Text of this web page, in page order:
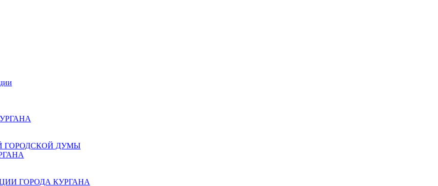
ГОРОДСКОЙ ДУМЫ
ГОРОДА КУРГАНА